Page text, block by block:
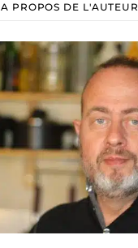
A PROPOS DE L'AUTEUR